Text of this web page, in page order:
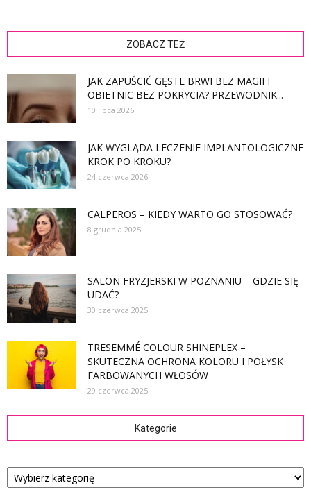
ZOBACZ TEŻ
JAK ZAPUŚCIĆ GĘSTE BRWI BEZ MAGII I
OBIETNIC BEZ POKRYCIA? PRZEWODNIK...
10 lipca 2026
JAK WYGLĄDA LECZENIE IMPLANTOLOGICZNE
KROK PO KROKU?
24 czerwca 2026
CALPEROS – KIEDY WARTO GO STOSOWAĆ?
8 grudnia 2025
SALON FRYZJERSKI W POZNANIU – GDZIE SIĘ
UDAĆ?
30 czerwca 2025
TRESEMMÉ COLOUR SHINEPLEX –
SKUTECZNA OCHRONA KOLORU I POŁYSK
FARBOWANYCH WŁOSÓW
29 czerwca 2025
Kategorie
Kategorie